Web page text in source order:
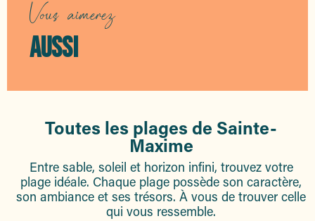
Vous aimerez
AUSSI
Toutes les plages de Sainte-
Maxime
Entre sable, soleil et horizon infini, trouvez votre
plage idéale. Chaque plage possède son caractère,
son ambiance et ses trésors. À vous de trouver celle
qui vous ressemble.